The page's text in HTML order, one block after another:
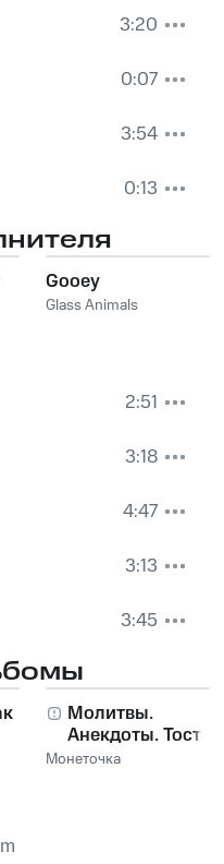
3:20
0:07
3:54
0:13
Gooey
Glass Animals
2:51
3:18
4:47
3:13
3:45
Молитвы.
Анекдоты. Тосты.
Монеточка